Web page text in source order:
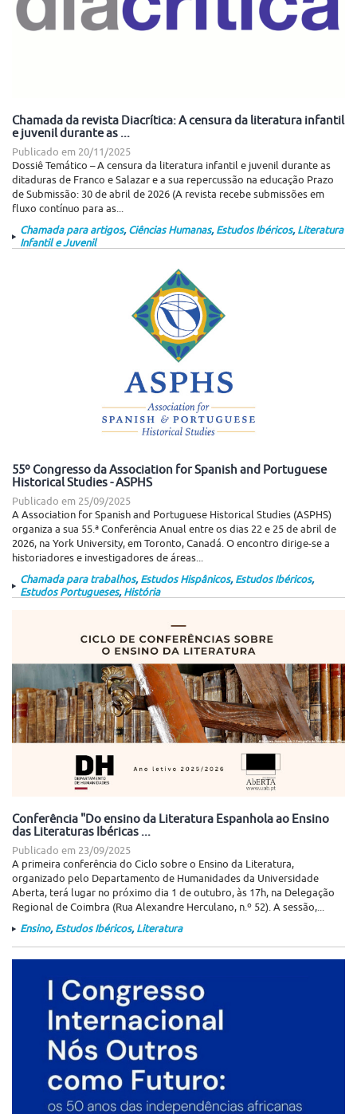
Chamada da revista Diacrítica: A censura da literatura infantil
e juvenil durante as ...
Publicado em 20/11/2025
Dossiê Temático – A censura da literatura infantil e juvenil durante as
ditaduras de Franco e Salazar e a sua repercussão na educação Prazo
de Submissão: 30 de abril de 2026 (A revista recebe submissões em
fluxo contínuo para as...
Chamada para artigos, Ciências Humanas, Estudos Ibéricos, Literatura
Infantil e Juvenil
55º Congresso da Association for Spanish and Portuguese
Historical Studies - ASPHS
Publicado em 25/09/2025
A Association for Spanish and Portuguese Historical Studies (ASPHS)
organiza a sua 55.ª Conferência Anual entre os dias 22 e 25 de abril de
2026, na York University, em Toronto, Canadá. O encontro dirige-se a
historiadores e investigadores de áreas...
Chamada para trabalhos, Estudos Hispânicos, Estudos Ibéricos,
Estudos Portugueses, História
Conferência "Do ensino da Literatura Espanhola ao Ensino
das Literaturas Ibéricas ...
Publicado em 23/09/2025
A primeira conferência do Ciclo sobre o Ensino da Literatura,
organizado pelo Departamento de Humanidades da Universidade
Aberta, terá lugar no próximo dia 1 de outubro, às 17h, na Delegação
Regional de Coimbra (Rua Alexandre Herculano, n.º 52). A sessão,...
Ensino, Estudos Ibéricos, Literatura